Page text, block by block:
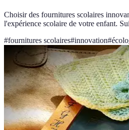
Choisir des fournitures scolaires
l'expérience scolaire de votre enfant.
#fournitures scolaires#innovation#